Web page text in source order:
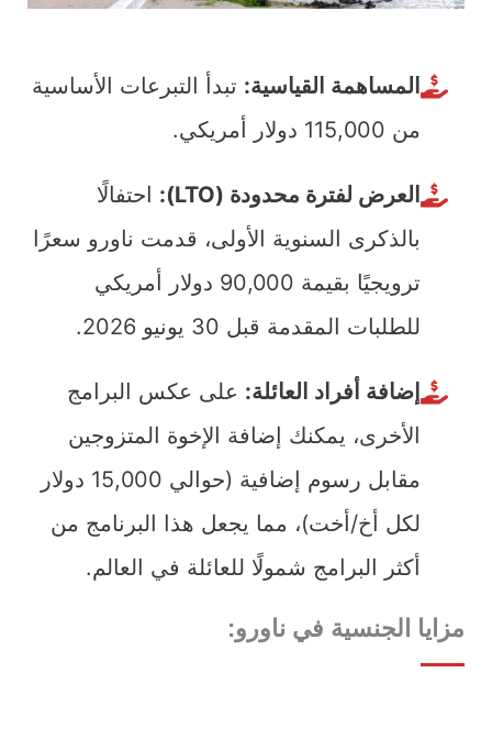
المساهمة القياسية: تبدأ التبرعات الأساسية
من 115,000 دولار أمريكي.
العرض لفترة محدودة (LTO):
احتفالًا
بالذكرى السنوية الأولى، قدمت ناورو سعرًا
ترويجيًا بقيمة 90,000 دولار أمريكي
للطلبات المقدمة قبل 30 يونيو 2026.
إضافة أفراد العائلة: على عكس البرامج
الأخرى، يمكنك إضافة الإخوة المتزوجين
مقابل رسوم إضافية (حوالي 15,000 دولار
لكل أخ/أخت)، مما يجعل هذا البرنامج من
أكثر البرامج شمولًا للعائلة في العالم.
مزايا الجنسية في ناورو: